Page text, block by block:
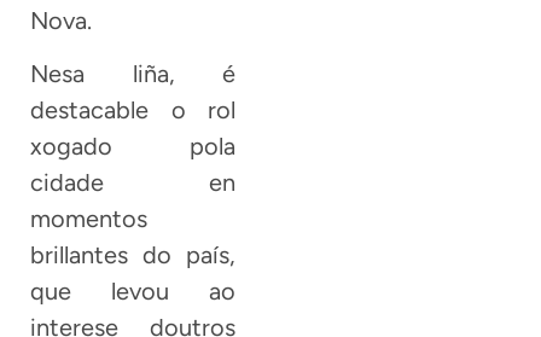
Nova.
Nesa liña, é
destacable o rol
xogado pola
cidade en
momentos
brillantes do país,
que levou ao
interese doutros